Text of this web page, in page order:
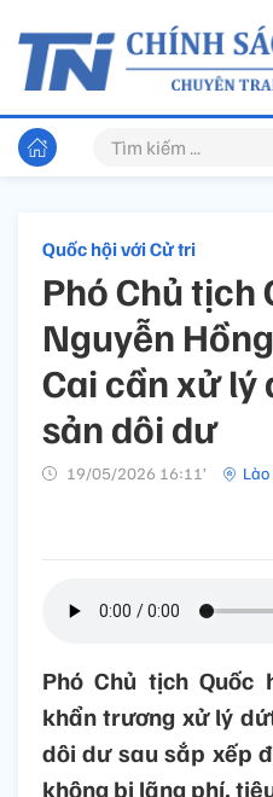
Quốc hội với Cử tri
Phó Chủ tịch
Nguyễn
Cai cần xử
sản dôi dư
19/05/2026 16:11’
Phó Chủ tịch Quốc
khẩn trương xử lý
dôi dư sau sắp xếp
không bị lãng phí,